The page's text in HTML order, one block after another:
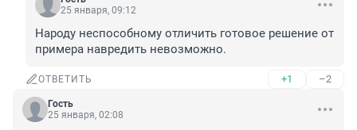
25 января, 09:12
Народу неспособному отличить готовое решение от
примера навредить невозможно.
ОТВЕТИТЬ +1 –2
Гость
25 января, 02:08